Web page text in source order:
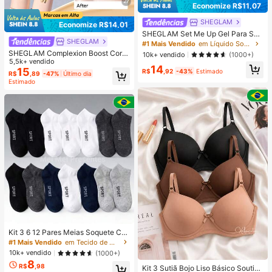
Economize R$14,01
SHEGLAM
SHEGLAM Complexion Boost Corre
tivo-Buttercream Marca De Beleza
CosméTicos Maquiagem Para Mulh
eres E Meninas
5,5k+ vendido
R$15 ,89 -47% Último dia
Estimado
Kit 3 6 12 Pares Meias Soquete Ca
no Curto Unissex Multicolorido 40-
46
#1 Mais Vendido
em Tecido de malha Meias masculinas até o tornozel
10k+ vendido
(1000+)
R$8 ,98
Economize R$11,07
SHEGLAM
SHEGLAM Set Me Up Gel Para Sob
rancelhas Marca De Beleza Cosmé
Ticos Maquiagem Para Mulheres E
Meninas
#1 Mais Vendido
em Líquido Sobrancelhas
10k+ vendido
(1000+)
R$14 ,92 -43% Estimado
Kit 3 Sutiã Bojo Liso Básico Soutien